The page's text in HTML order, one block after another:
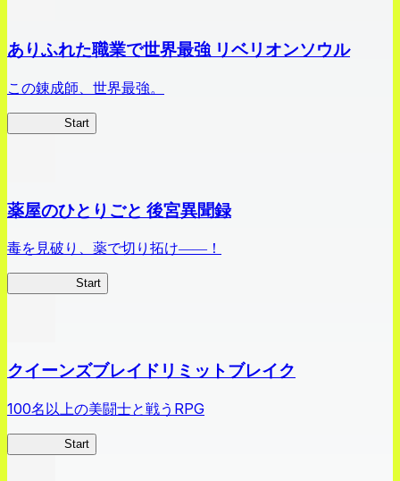
ありふれた職業で世界最強 リベリオンソウル
この錬成師、世界最強。
Start
薬屋のひとりごと 後宮異聞録
毒を見破り、薬で切り拓け――！
Start
クイーンズブレイドリミットブレイク
100名以上の美闘士と戦うRPG
Start